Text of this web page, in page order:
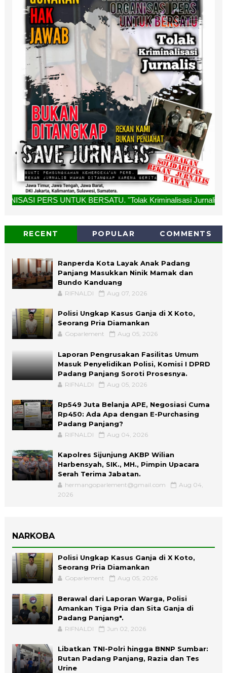
UNTUK BERSATU. "Tolak Kriminalisasi Jurnalis, Rekan
RECENT POPULAR COMMENTS
Ranperda Kota Layak Anak Padang
Panjang Masukkan Ninik Mamak dan
Bundo Kanduang
RIFNALDI Aug 07, 2026
Polisi Ungkap Kasus Ganja di X Koto,
Seorang Pria Diamankan
Goparlement Aug 05, 2026
Laporan Pengrusakan Fasilitas Umum
Masuk Penyelidikan Polisi, Komisi I DPRD
Padang Panjang Soroti Prosesnya.
RIFNALDI Aug 05, 2026
Rp549 Juta Belanja APE, Negosiasi Cuma
Rp450: Ada Apa dengan E-Purchasing
Padang Panjang?
RIFNALDI Aug 04, 2026
Kapolres Sijunjung AKBP Wilian
Harbensyah, SIK., MH., Pimpin Upacara
Serah Terima Jabatan.
hermangoparlement@gmail.com
Aug 04,
2026
NARKOBA
Polisi Ungkap Kasus Ganja di X Koto,
Seorang Pria Diamankan
Goparlement Aug 05, 2026
Berawal dari Laporan Warga, Polisi
Amankan Tiga Pria dan Sita Ganja di
Padang Panjang".
RIFNALDI Jun 02, 2026
Libatkan TNI-Polri hingga BNNP Sumbar:
Rutan Padang Panjang, Razia dan Tes
Urine